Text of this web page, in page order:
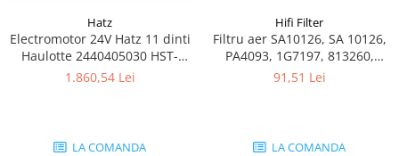
Discuri de frana
Etrieri
Placute de frana
Pompa de frana - cilindru de frana
Piese Mc Cormick
Piese Lamborghini
Piese Same
Piese Hurlimann
Hatz
Electromotor 24V Hatz 11 dinti
Haulotte 2440405030 HST-
11T24V
1.860,54 Lei
LA COMANDA
Hifi Filter
Filtru aer SA10126, SA 10126,
PA4093, 1G7197, 813260,
9262, P60-6066, P78-1746
91,51 Lei
LA COMANDA